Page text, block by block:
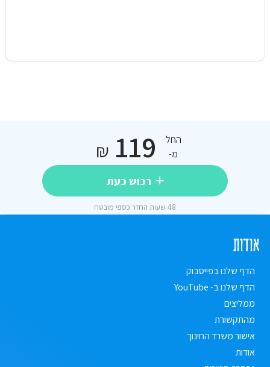
החל
מ-
119
₪
רכוש כעת
48 שעות החזר כספי מובטח
אודות
הדף שלנו בפייסבוק
הדף שלנו ב- YouTube
ממליצים
מהתקשורת
אישור משרד החינוך
אודות